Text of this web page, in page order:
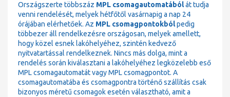
Országszerte többszáz MPL csomagautomatábólát tudja
venni rendelését, melyek hétfőtől vasárnapig a nap 24
órájában elérhetőek. Az MPL csomagpontokbólpedig
többezer áll rendelkezésre országosan, melyek amellett,
hogy közel esnek lakóhelyéhez, szintén kedvező
nyitvatartással rendelkeznek. Nincs más dolga, mint a
rendelés során kiválasztani a lakóhelyéhez legközelebb eső
MPL csomagautomatát vagy MPL csomagpontot. A
csomagautomatába és csomagpontra történő szállítás csak
bizonyos méretű csomagok esetén választható, amit a